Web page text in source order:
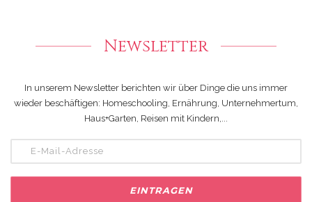
Newsletter
In unserem Newsletter berichten wir über Dinge die uns immer
wieder beschäftigen: Homeschooling, Ernährung, Unternehmertum,
Haus+Garten, Reisen mit Kindern,...